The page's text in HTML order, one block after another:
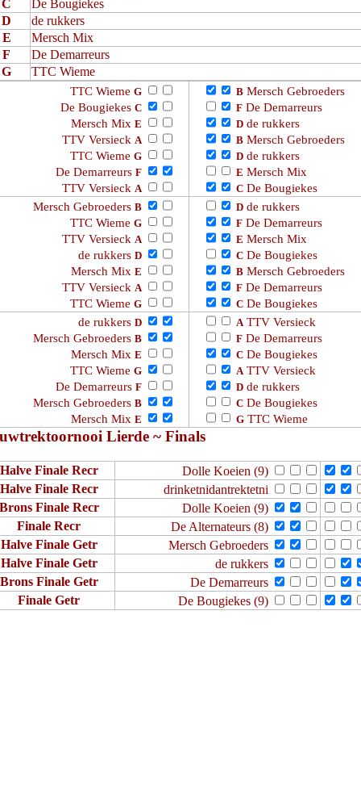
C
De Bougiekes
D
de rukkers
E
Mersch Mix
F
De Demarreurs
G
TTC Wieme
TTC Wieme G
De Bougiekes C
Mersch Mix E
TTV Versieck A
TTC Wieme G
De Demarreurs F
TTV Versieck A
B Mersch Gebroeders
F De Demarreurs
D de rukkers
B Mersch Gebroeders
D de rukkers
E Mersch Mix
C De Bougiekes
Mersch Gebroeders B
TTC Wieme G
TTV Versieck A
de rukkers D
Mersch Mix E
TTV Versieck A
TTC Wieme G
D de rukkers
F De Demarreurs
E Mersch Mix
C De Bougiekes
B Mersch Gebroeders
F De Demarreurs
C De Bougiekes
de rukkers D
Mersch Gebroeders B
Mersch Mix E
TTC Wieme G
De Demarreurs F
Mersch Gebroeders B
Mersch Mix E
A TTV Versieck
F De Demarreurs
C De Bougiekes
A TTV Versieck
D de rukkers
C De Bougiekes
G TTC Wieme
Lierde ~ Finals
Halve Finale Recr
Dolle Koeien (9)
Halve Finale Recr
drinketnidantrektetni
Finale Recr
Dolle Koeien (9)
Finale Recr
De Alternateurs (8)
Halve Finale Getr
Mersch Gebroeders
Halve Finale Getr
de rukkers
Brons Finale Getr
De Demarreurs
Finale Getr
De Bougiekes (9)